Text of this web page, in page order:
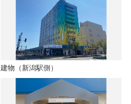
建物（新潟駅側）